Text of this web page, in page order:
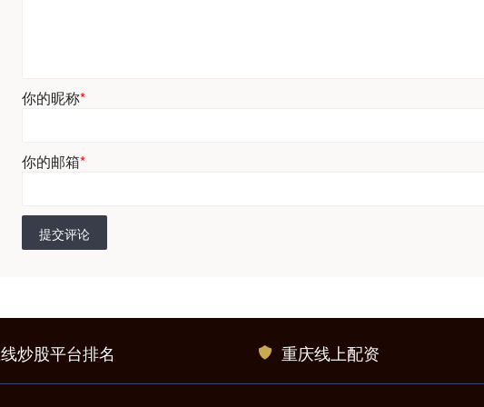
你的昵称*
你的邮箱*
提交评论
炒股平台排名 重庆线上配资